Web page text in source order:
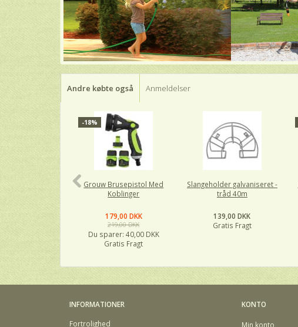
Andre købte også Anmeldelser
-18%
Grouw Brusepistol Med
Koblinger
179,00 DKK
219,00 DKK
Du sparer: 40,00 DKK
Gratis Fragt
Slangeholder galvaniseret -
tråd 40m
139,00 DKK
Gratis Fragt
INFORMATIONER
Fortrolighed
KONTO
Min konto